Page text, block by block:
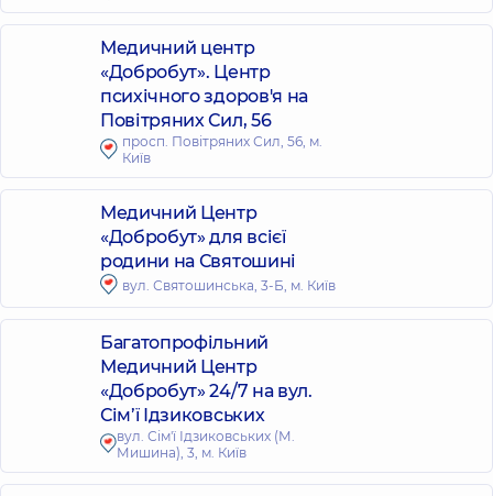
Медичний центр
«Добробут». Центр
психічного здоров'я на
Повітряних Сил, 56
просп. Повітряних Сил, 56, м.
Київ
Медичний Центр
«Добробут» для всієї
родини на Святошині
вул. Святошинська, 3-Б, м. Київ
Багатопрофільний
Медичний Центр
«Добробут» 24/7 на вул.
Сім’ї Ідзиковських
вул. Сім'ї Ідзиковських (М.
Мишина), 3, м. Київ